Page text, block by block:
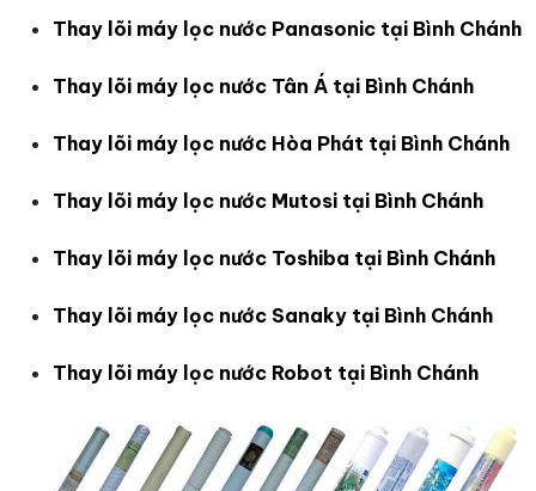
Thay lõi máy lọc nước Panasonic tại Bình Chánh
Thay lõi máy lọc nước Tân Á tại Bình Chánh
Thay lõi máy lọc nước Hòa Phát tại Bình Chánh
Thay lõi máy lọc nước Mutosi tại Bình Chánh
Thay lõi máy lọc nước Toshiba tại Bình Chánh
Thay lõi máy lọc nước Sanaky tại Bình Chánh
Thay lõi máy lọc nước Robot tại Bình Chánh